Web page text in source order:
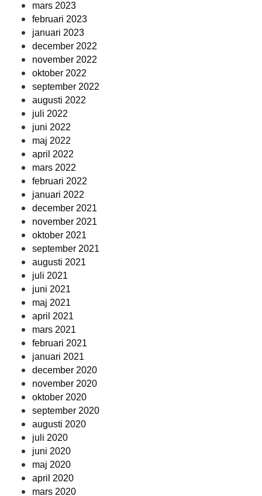
mars 2023
februari 2023
januari 2023
december 2022
november 2022
oktober 2022
september 2022
augusti 2022
juli 2022
juni 2022
maj 2022
april 2022
mars 2022
februari 2022
januari 2022
december 2021
november 2021
oktober 2021
september 2021
augusti 2021
juli 2021
juni 2021
maj 2021
april 2021
mars 2021
februari 2021
januari 2021
december 2020
november 2020
oktober 2020
september 2020
augusti 2020
juli 2020
juni 2020
maj 2020
april 2020
mars 2020